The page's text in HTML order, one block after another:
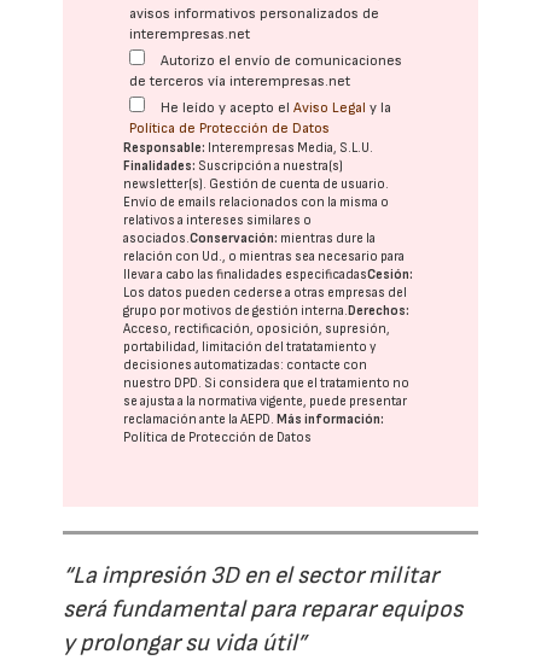
avisos informativos personalizados de
interempresas.net
Autorizo el envío de comunicaciones
de terceros vía interempresas.net
He leído y acepto elAviso Legal y la
Política de Protección de Datos
Responsable: Interempresas Media, S.L.U.
Finalidades: Suscripción a nuestra(s)
newsletter(s). Gestión de cuenta de usuario.
Envío de emails relacionados con la misma o
relativos a intereses similares o
asociados.Conservación: mientras dure la
relación con Ud., o mientras sea necesario para
llevar a cabo las finalidades especificadasCesión:
Los datos pueden cederse a otras empresas del
grupo por motivos de gestión interna. Derechos:
Acceso, rectificación, oposición, supresión,
portabilidad, limitación del tratatamiento y
decisiones automatizadas: contacte con
nuestro DPD. Si considera que el tratamiento no
se ajusta a la normativa vigente, puede presentar
reclamación ante laAEPD. Más información:
Política de Protección de Datos
“La impresión 3D en el sector militar
será fundamental para reparar equipos
y prolongar su vida útil”